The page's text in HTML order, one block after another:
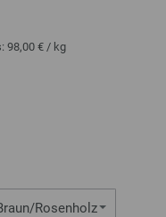
98,00 € / kg
Rosenholz